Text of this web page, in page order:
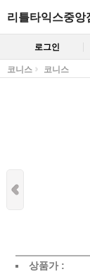
리틀타익스중앙
로그인
코니스 코니스
상품가 :